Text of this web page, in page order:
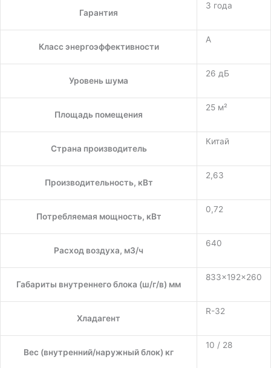
Гарантия
3 года
Класс энергоэффективности
A
Уровень шума
26 дБ
Площадь помещения
25 м²
Страна производитель
Китай
Производительность, кВт
2,63
Потребляемая мощность, кВт
0,72
Расход воздуха, м3/ч
640
Габариты внутреннего блока (ш/г/в) мм
833×192×260
Хладагент
R-32
Вес (внутренний/наружный блок) кг
10 / 28